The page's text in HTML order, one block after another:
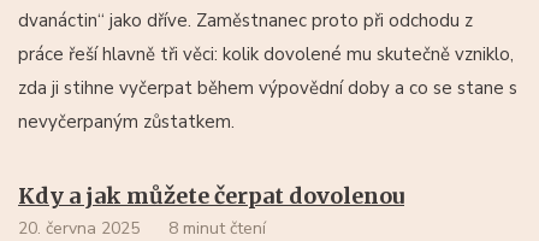
dvanáctin“ jako dříve. Zaměstnanec proto při odchodu z
práce řeší hlavně tři věci: kolik dovolené mu skutečně vzniklo,
zda ji stihne vyčerpat během výpovědní doby a co se stane s
nevyčerpaným zůstatkem.
Kdy a jak můžete čerpat dovolenou
20. června 2025 8 minut čtení